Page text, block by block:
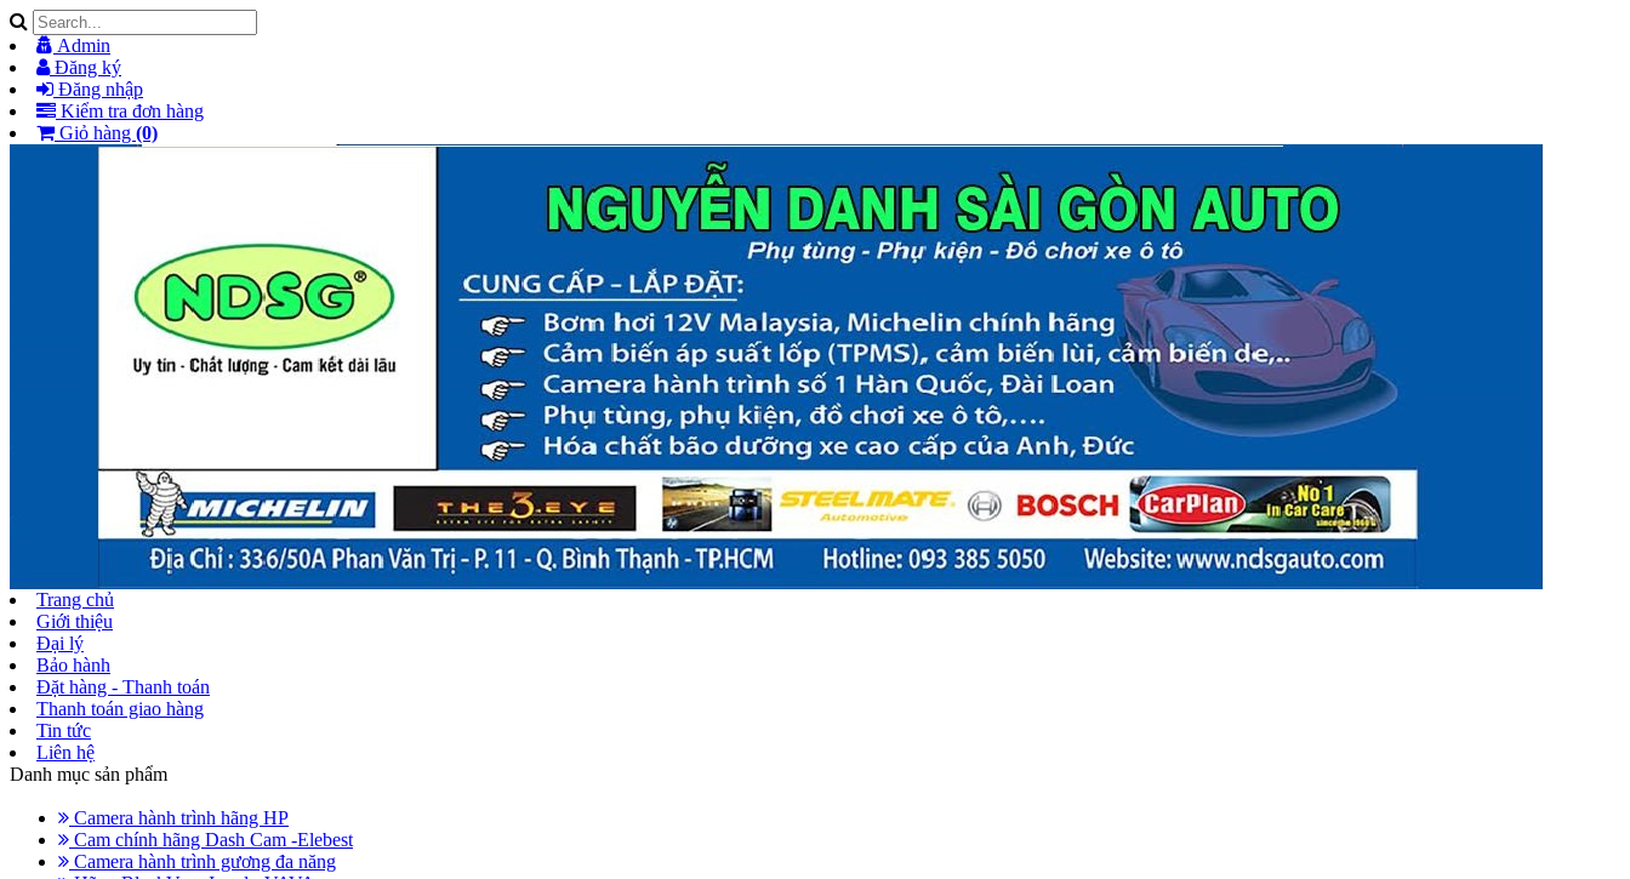
Admin
Đăng ký
Đăng nhập
Kiểm tra đơn hàng
Giỏ hàng (0)
Trang chủ
Giới thiệu
Đại lý
Bảo hành
Đặt hàng - Thanh toán
Thanh toán giao hàng
Tin tức
Liên hệ
Danh mục sản phẩm
Camera hành trình hãng HP
Cam chính hãng Dash Cam -Elebest
Camera hành trình gương đa năng